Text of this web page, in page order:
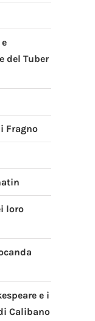
del Tuber
Fragno
loro
e i
Calibano